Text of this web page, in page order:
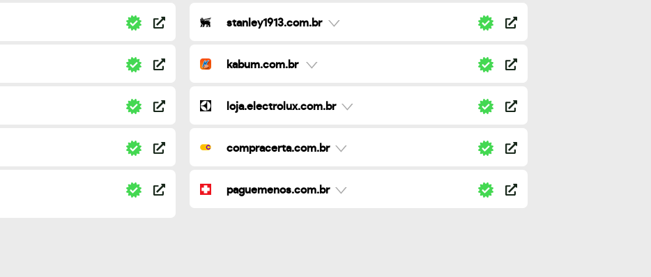
stanley1913.com.br
kabum.com.br
loja.electrolux.com.br
compracerta.com.br
paguemenos.com.br